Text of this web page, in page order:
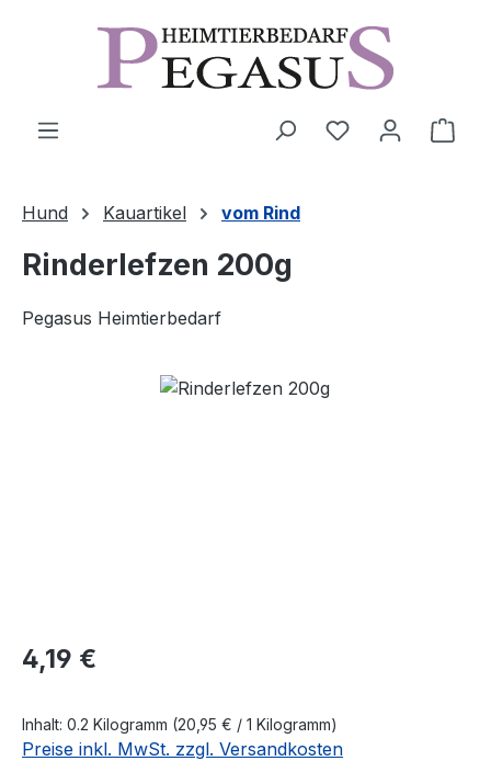
Zum Hauptinhalt springen
Hund Kauartikel vom Rind
Rinderlefzen 200g
Pegasus Heimtierbedarf
Bildergalerie überspringen
Regulärer Preis:
4,19 €
Inhalt: 0.2 Kilogramm (20,95 € / 1 Kilogramm)
Preise inkl. MwSt. zzgl. Versandkosten